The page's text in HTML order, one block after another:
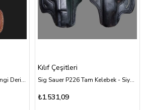
Colt 1911 Sport - Kahverengi Deri Kılıf Çeşitleri
Kılıf Çeşitleri
Sig Sauer P226 Tam Kelebek - Siyah Deri Kılıf Çeşitleri
₺1.531,09